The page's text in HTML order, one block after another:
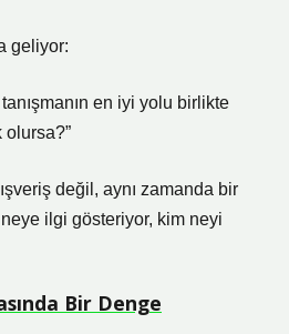
geliyor:
en iyi yolu birlikte
olursa?”
değil, aynı zamanda bir
ilgi gösteriyor, kim neyi
Bir Denge